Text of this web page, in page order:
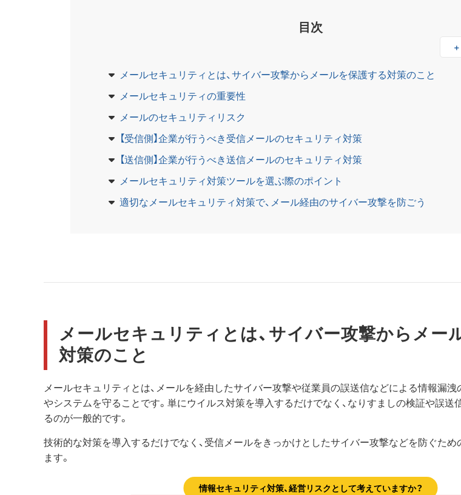
目次
メールセキュリティとは、サイバー攻撃からメールを保護する対策のこと
メールセキュリティの重要性
メールのセキュリティリスク
【受信側】企業が行うべき受信メールのセキュリティ対策
【送信側】企業が行うべき送信メールのセキュリティ対策
メールセキュリティ対策ツールを選ぶ際のポイント
適切なメールセキュリティ対策で、メール経由のサイバー攻撃を防ごう
メールセキュリティとは、サイバー攻撃からメー
対策のこと
メールセキュリティとは、メールを経由したサイバー攻撃や従業員の誤送信などによる情報漏洩
やシステムを守ることです。単にウイルス対策を導入するだけでなく、なりすましの検証や誤送
るのが一般的です。
技術的な対策を導入するだけでなく、受信メールをきっかけとしたサイバー攻撃などを防ぐため
ます。
情報セキュリティ対策、経営リスクとして考えていますか？